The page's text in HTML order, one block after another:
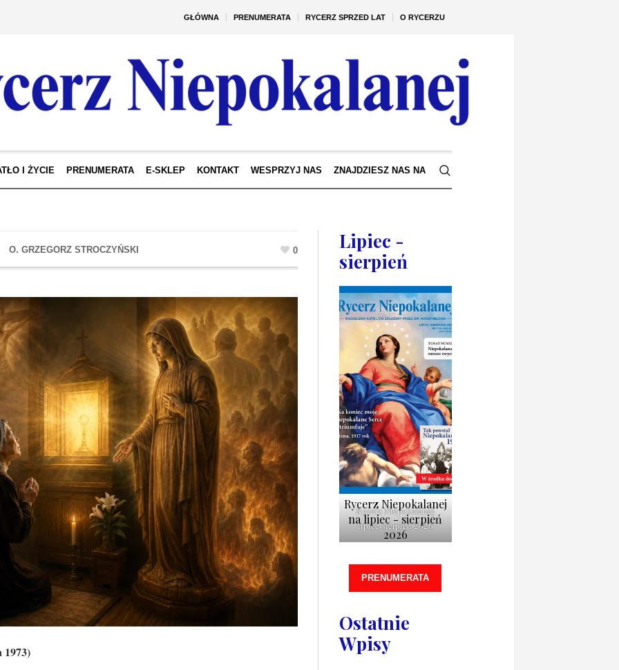
GŁÓWNA PRENUMERATA RYCERZ SPRZED LAT O RYCERZU
I ŻYCIE PRENUMERATA E-SKLEP KONTAKT WESPRZYJ NAS ZNAJDZIESZ NAS NA
0
1973)
Lipiec -
sierpień
Rycerz Niepokalanej
lipiec-sierpień 2026
Rycerz Niepokalanej
na lipiec - sierpień
2026
PRENUMERATA
Ostatnie
Wpisy